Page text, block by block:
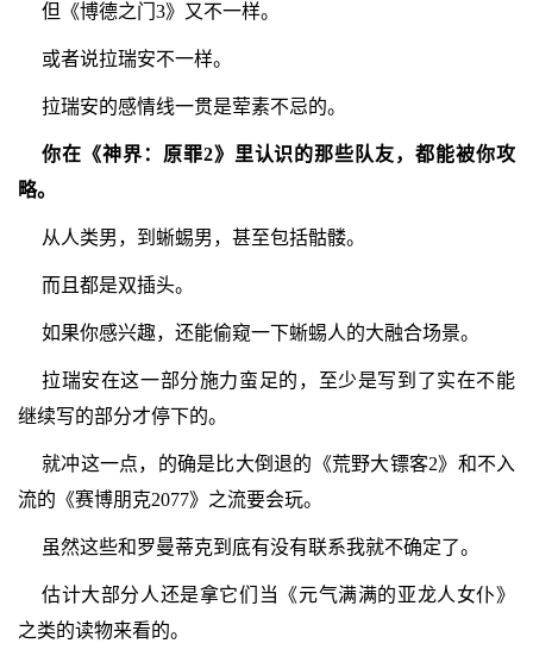
但《博德之门3》又不一样。
或者说拉瑞安不一样。
拉瑞安的感情线一贯是荤素不忌的。
你在《神界：原罪2》里认识的那些队友，都能被你攻
略。
从人类男，到蜥蜴男，甚至包括骷髅。
而且都是双插头。
如果你感兴趣，还能偷窥一下蜥蜴人的大融合场景。
拉瑞安在这一部分施力蛮足的，至少是写到了实在不能
继续写的部分才停下的。
就冲这一点，的确是比大倒退的《荒野大镖客2》和不入
流的《赛博朋克2077》之流要会玩。
虽然这些和罗曼蒂克到底有没有联系我就不确定了。
估计大部分人还是拿它们当《元气满满的亚龙人女仆》
之类的读物来看的。